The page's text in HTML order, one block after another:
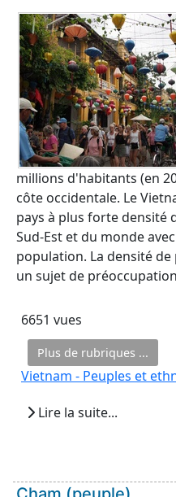
millions d'habitants (en
côte occidentale. Le
pays à plus forte densité
Sud-Est et du monde
population. La densité
un sujet de
6651 vues
Plus de rubriques ...
Vietnam - Peuples et
Lire la suite...